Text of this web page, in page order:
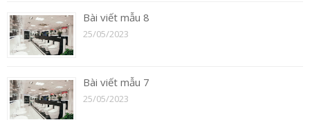
Bài viết mẫu 8
25/05/2023
Bài viết mẫu 7
25/05/2023